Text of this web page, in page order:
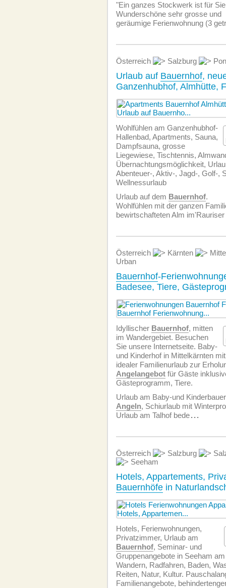
"Ein ganzes Stockwerk ist für
Wunderschöne sehr grosse und
geräumige Ferien­wohnung (3 getr
Österreich Salzburg
Urlaub auf Bauernhof,
Ganzenhubhof, Almhütte,
Wohlfühlen am Ganzenhubhof-
Hallenbad, Apartments, Sauna,
Dampfsauna, grosse
Liegewiese, Tischtennis,
Übernachtungsmöglichkeit,
Abenteuer-, Aktiv-, Jagd-, Golf-,
Wellnessurlaub
Urlaub auf dem Bauernhof.
Wohlfühlen mit der ganzen
bewirtschafteten Alm im'Rauriser
Österreich Kärnten
Urban
Bauernhof-
Badesee, Tiere,
Idyllischer Bauernhof, mitten
im Wandergebiet. Besuchen
Sie unsere Internetseite. Baby-
und Kinderhof in Mittelkärnten
idealer Familienurlaub zur
Angelangebot für Gäste
Gästeprogramm, Tiere.
Urlaub am Baby-und
Angeln, Schiurlaub mit
Urlaub am Talhof bede...
Österreich Salzburg
Seeham
Hotels, Appartements,
Bauernhöfe in
Hotels, Ferien­wohnungen,
Privatzimmer, Urlaub am
Bauernhof, Seminar- und
Gruppenangebote in Seeham
Wandern, Radfahren, Baden,
Reiten, Natur, Kultur.
Familienangebote,